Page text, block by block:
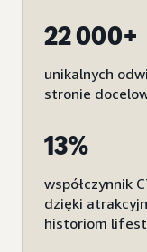
22 000+
unikalnych
stronie
13%
współczynnik
dzięki
historiom